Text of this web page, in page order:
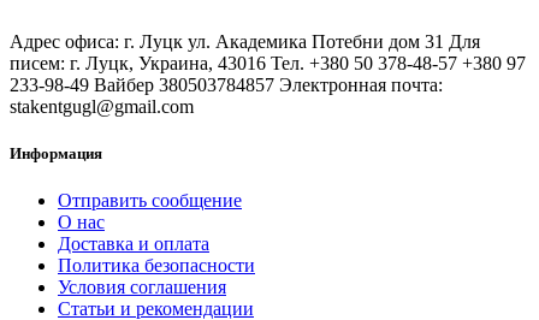
Адрес офиса: г. Луцк ул. Академика Потебни дом 31 Для
писем: г. Луцк, Украина, 43016 Тел. +380 50 378-48-57 +380 97
233-98-49 Вайбер 380503784857 Электронная почта:
stakentgugl@gmail.com
Информация
Отправить сообщение
О нас
Доставка и оплата
Политика безопасности
Условия соглашения
Статьи и рекомендации